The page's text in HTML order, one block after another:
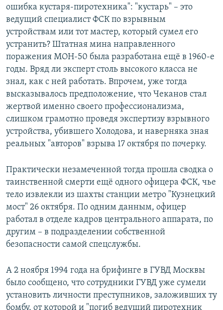
ошибка кустаря-пиротехника": "кустарь" – это
ведущий специалист ФСК по взрывным
устройствам или тот мастер, который сумел его
устранить? Штатная мина направленного
поражения МОН-50 была разработана ещё в 1960-е
годы. Вряд ли эксперт столь высокого класса не
знал, как с ней работать. Впрочем, уже тогда
высказывалось предположение, что Чеканов стал
жертвой именно своего профессионализма,
слишком грамотно проведя экспертизу взрывного
устройства, убившего Холодова, и наверняка зная
реальных "авторов" взрыва 17 октября по почерку.
Практически незамеченной тогда прошла сводка о
таинственной смерти ещё одного офицера ФСК, чье
тело извлекли из шахты станции метро "Кузнецкий
мост" 26 октября. По одним данным, офицер
работал в отделе кадров центрального аппарата, по
другим – в подразделении собственной
безопасности самой спецслужбы.
А 2 ноября 1994 года на брифинге в ГУВД Москвы
было сообщено, что сотрудники ГУВД уже сумели
установить личности преступников, заложивших ту
бомбу, от которой и "погиб ведущий пиротехник